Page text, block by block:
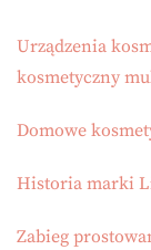
Urządzenia
kosmetyczny
Domowe
Historia marki
Zabieg